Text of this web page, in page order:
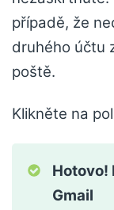
případě, že
druhého účtu
poště.
Klikněte na
Hotovo!
Gmail